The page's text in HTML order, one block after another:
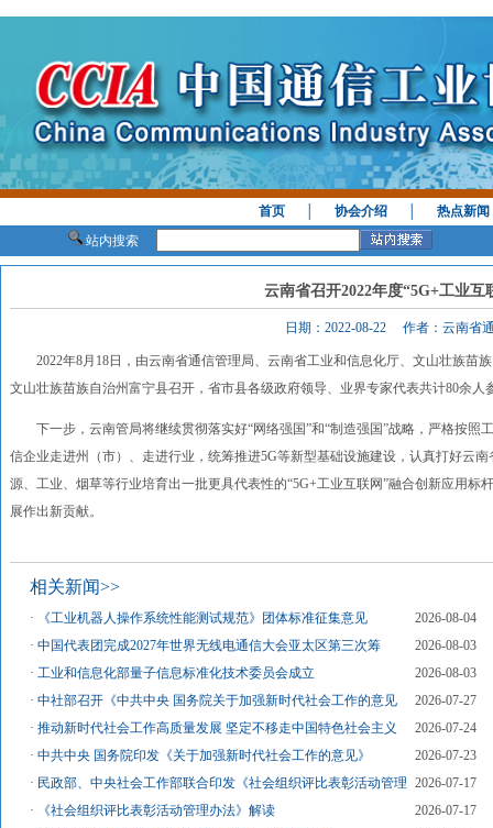
首页 │协会介绍 │热点新闻
站内搜索
云南省召开2022年度“5G+工业互
日期：2022-08-22 作者：云南省
2022年8月18日，由云南省通信管理局、云南省工业和信息化厅、文山壮族苗族
文山壮族苗族自治州富宁县召开，省市县各级政府领导、业界专家代表共计80余人
下一步，云南管局将继续贯彻落实好“网络强国”和“制造强国”战略，严格按照
信企业走进州（市）、走进行业，统筹推进5G等新型基础设施建设，认真打好云
源、工业、烟草等行业培育出一批更具代表性的“5G+工业互联网”融合创新应用标
展作出新贡献。
相关新闻>>
· 《工业机器人操作系统性能测试规范》团体标准征集意见
2026-08-04
·中国代表团完成2027年世界无线电通信大会亚太区第三次筹
2026-08-03
·工业和信息化部量子信息标准化技术委员会成立
2026-08-03
·中社部召开《中共中央 国务院关于加强新时代社会工作的意见
2026-07-27
·推动新时代社会工作高质量发展 坚定不移走中国特色社会主义
2026-07-24
·中共中央 国务院印发《关于加强新时代社会工作的意见》
2026-07-23
· 民政部、中央社会工作部联合印发《社会组织评比表彰活动管理
2026-07-17
·
《社会组织评比表彰活动管理办法》解读
2026-07-17